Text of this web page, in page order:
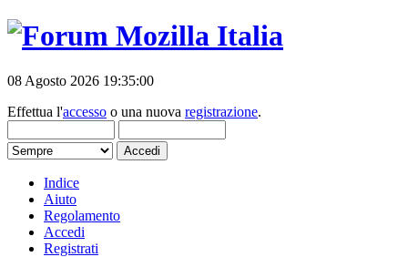
08 Agosto 2026 19:35:00
Effettua l'accesso o una nuova registrazione.
Indice
Aiuto
Regolamento
Accedi
Registrati